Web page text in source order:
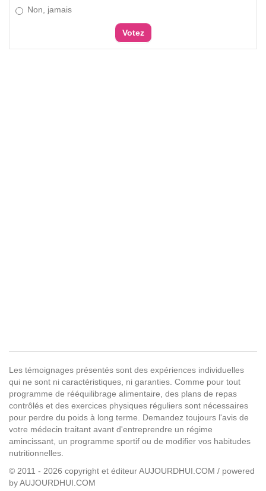
Non, jamais
Les témoignages présentés sont des expériences individuelles
qui ne sont ni caractéristiques, ni garanties. Comme pour tout
programme de rééquilibrage alimentaire, des plans de repas
contrôlés et des exercices physiques réguliers sont nécessaires
pour perdre du poids à long terme. Demandez toujours l'avis de
votre médecin traitant avant d'entreprendre un régime
amincissant, un programme sportif ou de modifier vos habitudes
nutritionnelles.
© 2011 - 2026 copyright et éditeur AUJOURDHUI.COM / powered
by AUJOURDHUI.COM